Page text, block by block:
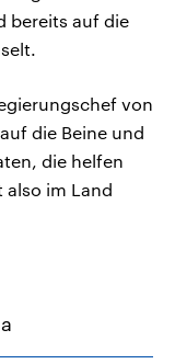
bereits auf die
von
die Beine und
die helfen
im Land